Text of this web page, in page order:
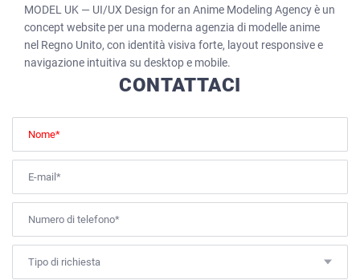
MODEL UK — UI/UX Design for an Anime Modeling Agency è un
concept website per una moderna agenzia di modelle anime
nel Regno Unito, con identità visiva forte, layout responsive e
navigazione intuitiva su desktop e mobile.
CONTATTACI
Tipo di richiesta